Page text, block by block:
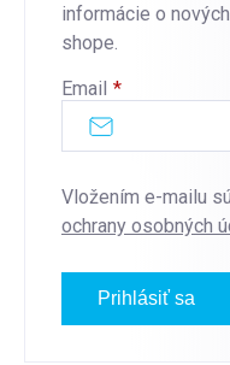
informácie o
shope.
Email
Vložením e-mailu
ochrany osobných
Prihlásiť sa